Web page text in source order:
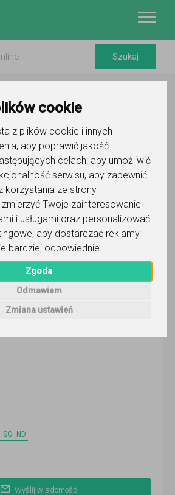
cookie
z plików cookie i innych
aby poprawić jakość
celach: aby umożliwić
serwisu, aby zapewnić
korzystania ze strony
zmierzyć Twoje zainteresowanie
i usługami oraz personalizować
, aby dostarczać reklamy
bardziej odpowiednie.
Zgoda
Odmawiam
Zmiana ustawień
kontaktu
Wyślij wiadomość
SO ND
Wyślij wiadomość